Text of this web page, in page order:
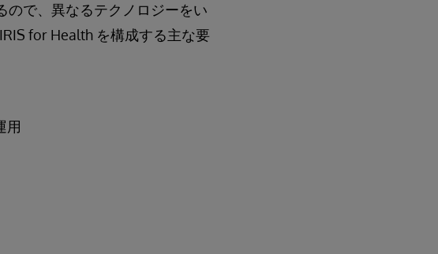
ので、異なるテクノロジーをい
for Health を構成する主な要
用